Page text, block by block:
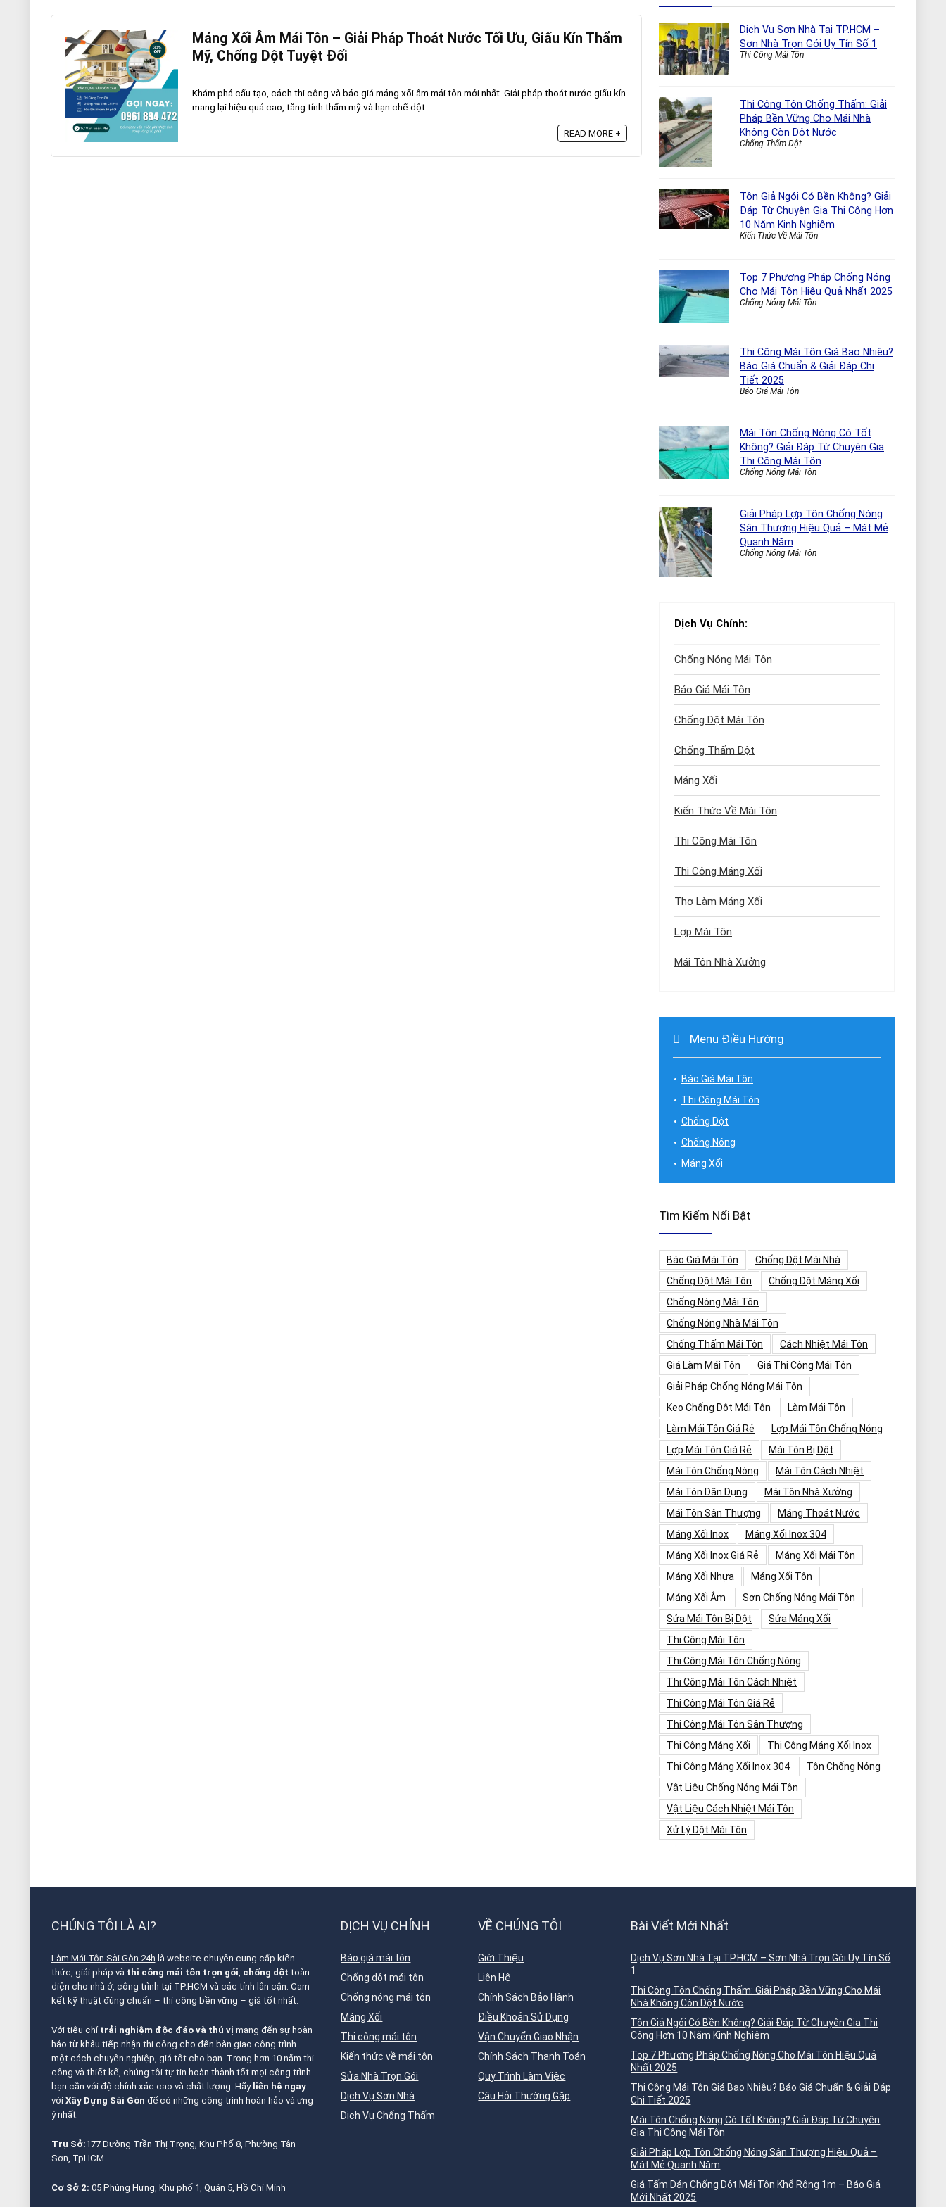
Máng Xối Âm Mái Tôn – Giải Pháp Thoát Nước Tối Ưu, Giấu Kín Thẩm
Mỹ, Chống Dột Tuyệt Đối
Khám phá cấu tạo, cách thi công và báo giá máng xối âm mái tôn mới nhất. Giải pháp thoát nước giấu kín
mang lại hiệu quả cao, tăng tính thẩm mỹ và hạn chế dột ...
READ MORE +
Dịch Vụ Sơn Nhà Tại TP.HCM –
Sơn Nhà Trọn Gói Uy Tín Số 1
Thi Công Mái Tôn
Thi Công Tôn Chống Thấm: Giải
Pháp Bền Vững Cho Mái Nhà
Không Còn Dột Nước
Chống Thấm Dột
Tôn Giả Ngói Có Bền Không? Giải
Đáp Từ Chuyên Gia Thi Công Hơn
10 Năm Kinh Nghiệm
Kiến Thức Về Mái Tôn
Top 7 Phương Pháp Chống Nóng
Cho Mái Tôn Hiệu Quả Nhất 2025
Chống Nóng Mái Tôn
Thi Công Mái Tôn Giá Bao Nhiêu?
Báo Giá Chuẩn & Giải Đáp Chi
Tiết 2025
Báo Giá Mái Tôn
Mái Tôn Chống Nóng Có Tốt
Không? Giải Đáp Từ Chuyên Gia
Thi Công Mái Tôn
Chống Nóng Mái Tôn
Giải Pháp Lợp Tôn Chống Nóng
Sân Thượng Hiệu Quả – Mát Mẻ
Quanh Năm
Chống Nóng Mái Tôn
Dịch Vụ Chính:
Chống Nóng Mái Tôn
Báo Giá Mái Tôn
Chống Dột Mái Tôn
Chống Thấm Dột
Máng Xối
Kiến Thức Về Mái Tôn
Thi Công Mái Tôn
Thi Công Máng Xối
Thợ Làm Máng Xối
Lợp Mái Tôn
Mái Tôn Nhà Xưởng
Menu Điều Hướng
Báo Giá Mái Tôn
Thi Công Mái Tôn
Chống Dột
Chống Nóng
Máng Xối
Tìm Kiếm Nổi Bật
Báo Giá Mái Tôn
Chống Dột Mái Nhà
Chống Dột Mái Tôn
Chống Dột Máng Xối
Chống Nóng Mái Tôn
Chống Nóng Nhà Mái Tôn
Chống Thấm Mái Tôn
Cách Nhiệt Mái Tôn
Giá Làm Mái Tôn
Giá Thi Công Mái Tôn
Giải Pháp Chống Nóng Mái Tôn
Keo Chống Dột Mái Tôn
Làm Mái Tôn
Làm Mái Tôn Giá Rẻ
Lợp Mái Tôn Chống Nóng
Lợp Mái Tôn Giá Rẻ
Mái Tôn Bị Dột
Mái Tôn Chống Nóng
Mái Tôn Cách Nhiệt
Mái Tôn Dân Dụng
Mái Tôn Nhà Xưởng
Mái Tôn Sân Thượng
Máng Thoát Nước
Máng Xối Inox
Máng Xối Inox 304
Máng Xối Inox Giá Rẻ
Máng Xối Mái Tôn
Máng Xối Nhựa
Máng Xối Tôn
Máng Xối Âm
Sơn Chống Nóng Mái Tôn
Sửa Mái Tôn Bị Dột
Sửa Máng Xối
Thi Công Mái Tôn
Thi Công Mái Tôn Chống Nóng
Thi Công Mái Tôn Cách Nhiệt
Thi Công Mái Tôn Giá Rẻ
Thi Công Mái Tôn Sân Thượng
Thi Công Máng Xối
Thi Công Máng Xối Inox
Thi Công Máng Xối Inox 304
Tôn Chống Nóng
Vật Liệu Chống Nóng Mái Tôn
Vật Liệu Cách Nhiệt Mái Tôn
Xử Lý Dột Mái Tôn
CHÚNG TÔI LÀ AI?
Làm Mái Tôn Sài Gòn 24h là website chuyên cung cấp kiến
thức, giải pháp và thi công mái tôn trọn gói, chống dột toàn
diện cho nhà ở, công trình tại TP.HCM và các tỉnh lân cận. Cam
kết kỹ thuật đúng chuẩn – thi công bền vững – giá tốt nhất.
Với tiêu chí trải nghiệm độc đáo và thú vị mang đến sự hoàn
hảo từ khâu tiếp nhận thi công cho đến bàn giao công trình
một cách chuyên nghiệp, giá tốt cho bạn. Trong hơn 10 năm thi
công và thiết kế, chúng tôi tự tin hoàn thành tốt mọi công trình
bạn cần với độ chính xác cao và chất lượng. Hãy liên hệ ngay
với Xây Dựng Sài Gòn để có những công trình hoàn hảo và ưng
ý nhất.
Trụ Sở:177 Đường Trần Thị Trọng, Khu Phố 8, Phường Tân
Sơn, TpHCM
Cơ Sở 2: 05 Phùng Hưng, Khu phố 1, Quận 5, Hồ Chí Minh
DỊCH VỤ CHÍNH
Báo giá mái tôn
Chống dột mái tôn
Chống nóng mái tôn
Máng Xối
Thi công mái tôn
Kiến thức về mái tôn
Sửa Nhà Trọn Gói
Dịch Vụ Sơn Nhà
Dịch Vụ Chống Thấm
VỀ CHÚNG TÔI
Giới Thiệu
Liên Hệ
Chính Sách Bảo Hành
Điều Khoản Sử Dụng
Vận Chuyển Giao Nhận
Chính Sách Thanh Toán
Quy Trình Làm Việc
Câu Hỏi Thường Gặp
Bài Viết Mới Nhất
Dịch Vụ Sơn Nhà Tại TP.HCM – Sơn Nhà Trọn Gói Uy Tín Số
1
Thi Công Tôn Chống Thấm: Giải Pháp Bền Vững Cho Mái
Nhà Không Còn Dột Nước
Tôn Giả Ngói Có Bền Không? Giải Đáp Từ Chuyên Gia Thi
Công Hơn 10 Năm Kinh Nghiệm
Top 7 Phương Pháp Chống Nóng Cho Mái Tôn Hiệu Quả
Nhất 2025
Thi Công Mái Tôn Giá Bao Nhiêu? Báo Giá Chuẩn & Giải Đáp
Chi Tiết 2025
Mái Tôn Chống Nóng Có Tốt Không? Giải Đáp Từ Chuyên
Gia Thi Công Mái Tôn
Giải Pháp Lợp Tôn Chống Nóng Sân Thượng Hiệu Quả –
Mát Mẻ Quanh Năm
Giá Tấm Dán Chống Dột Mái Tôn Khổ Rộng 1m – Báo Giá
Mới Nhất 2025